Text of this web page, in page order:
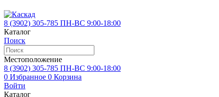
8 (3902) 305-785 ПН-ВС 9:00-18:00
Каталог
Поиск
Местоположение
8 (3902) 305-785 ПН-ВС 9:00-18:00
0 Избранное 0 Корзина
Войти
Каталог